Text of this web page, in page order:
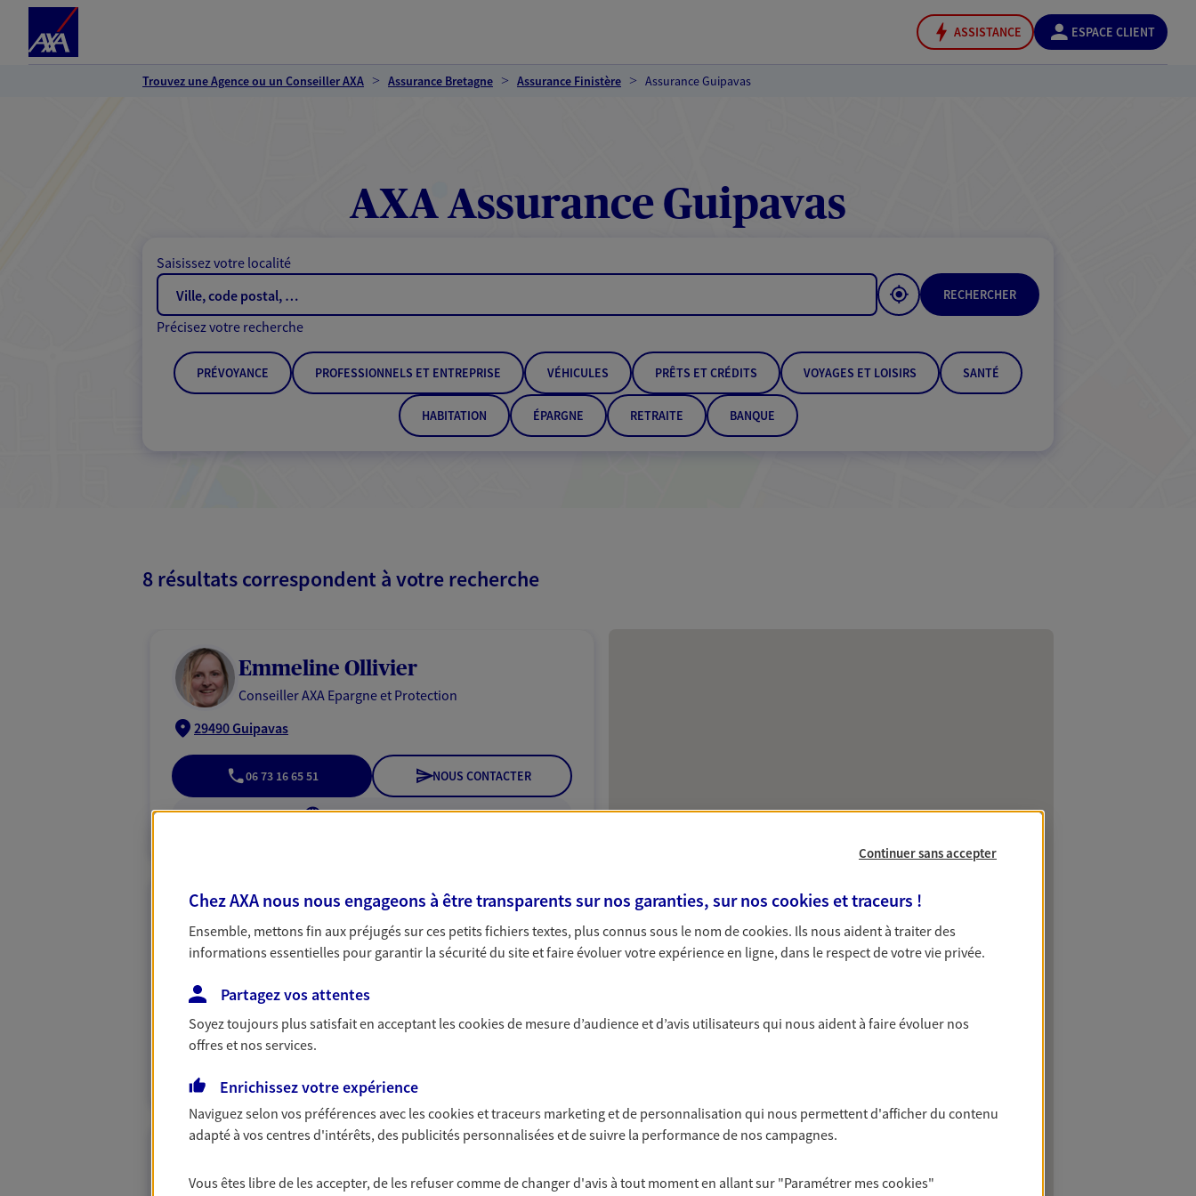
ASSISTANCE ESPACE CLIENT
Trouvez une Agence ou un Conseiller AXA Assurance Bretagne Assurance Finistère Assurance Guipavas
AXA Assurance Guipavas
Saisissez votre localité
RECHERCHER
Précisez votre recherche
PRÉVOYANCE PROFESSIONNELS ET ENTREPRISE VÉHICULES PRÊTS ET CRÉDITS VOYAGES ET LOISIRS SANTÉ
HABITATION ÉPARGNE RETRAITE BANQUE
8 résultats correspondent à votre recherche
Emmeline Ollivier
Conseiller AXA Epargne et Protection
29490 Guipavas
06 73 16 65 51 NOUS CONTACTER
VOIR NOTRE SITE WEB
Pauline Laot Banville
Conseiller AXA Epargne et Protection
06 30 37 55 63 NOUS CONTACTER
Conseiller AXA Epargne et Protection
Continuer sans accepter
Chez AXA nous nous engageons à être transparents sur nos garanties, sur nos cookies et traceurs !
Ensemble, mettons fin aux préjugés sur ces petits fichiers textes, plus connus sous le nom decookies. Ils nous aident à traiter des
informations essentielles pour garantir la sécurité du site et faire évoluer votre expérience en ligne, dans le respect de votre vie privée.
Partagez vos attentes
Soyez toujours plus satisfait en acceptant lescookiesde mesure d’audience et d’avis utilisateurs qui nous aident à faire évoluer nos
offres et nos services.
Enrichissez votre expérience
Naviguez selon vos préférences avec lescookies et traceurs marketing et de personnalisation qui nous permettent d'afficher du contenu
adapté à vos centres d'intérêts, des publicités personnalisées et de suivre la performance de nos campagnes.
Vous êtes libre de les accepter, de les refuser comme de changer d'avis à tout moment en allant sur "Paramétrer mescookies"